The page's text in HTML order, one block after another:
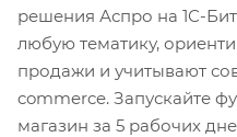
решения Аспро на 1С-
любую тематику,
продажи и учитывают
commerce. Запускайте
магазин за 5 рабочих